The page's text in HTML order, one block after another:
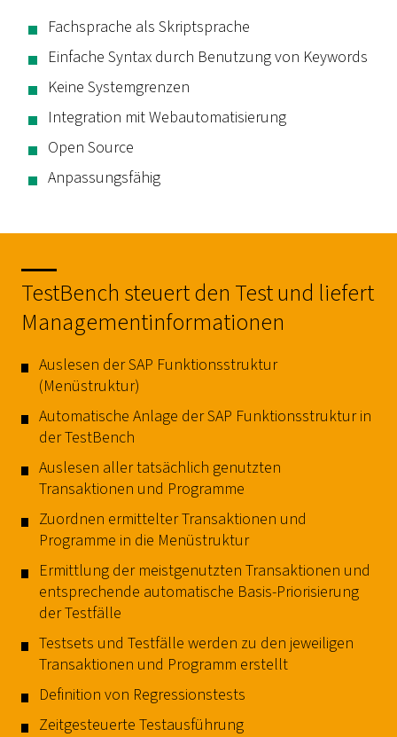
Fachsprache als Skriptsprache
Einfache Syntax durch Benutzung von Keywords
Keine Systemgrenzen
Integration mit Webautomatisierung
Open Source
Anpassungsfähig
TestBench steuert den Test und liefert
Managementinformationen
Auslesen der SAP Funktionsstruktur
(Menüstruktur)
Automatische Anlage der SAP Funktionsstruktur in
der TestBench
Auslesen aller tatsächlich genutzten
Transaktionen und Programme
Zuordnen ermittelter Transaktionen und
Programme in die Menüstruktur
Ermittlung der meistgenutzten Transaktionen und
entsprechende automatische Basis-Priorisierung
der Testfälle
Testsets und Testfälle werden zu den jeweiligen
Transaktionen und Programm erstellt
Definition von Regressionstests
Zeitgesteuerte Testausführung